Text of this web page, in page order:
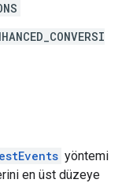
yöntemi
en üst düzeye